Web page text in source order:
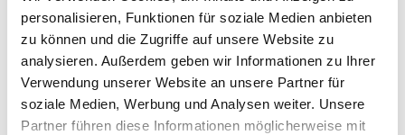
personalisieren, Funktionen für soziale Medien anbieten
zu können und die Zugriffe auf unsere Website zu
analysieren. Außerdem geben wir Informationen zu Ihrer
Verwendung unserer Website an unsere Partner für
soziale Medien, Werbung und Analysen weiter. Unsere
Partner führen diese Informationen möglicherweise mit